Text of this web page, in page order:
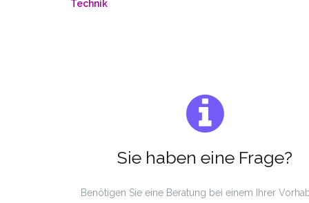
Technik
Sie haben eine Frage?
Benötigen Sie eine Beratung bei einem Ihrer